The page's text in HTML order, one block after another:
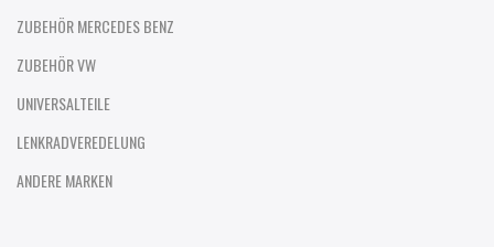
ZUBEHÖR MERCEDES BENZ
ZUBEHÖR VW
UNIVERSALTEILE
LENKRADVEREDELUNG
ANDERE MARKEN